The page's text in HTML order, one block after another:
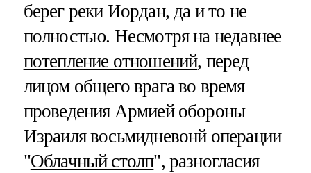
берег реки Иордан, да и то не
полностью. Несмотря на недавнее
потепление отношений, перед
лицом общего врага во время
проведения Армией обороны
Израиля восьмидневонй операции
"Облачный столп", разногласия